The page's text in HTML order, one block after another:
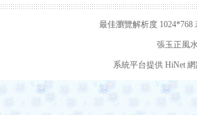
最佳瀏覽解析度
張玉正風
系統平台提供 HiNet